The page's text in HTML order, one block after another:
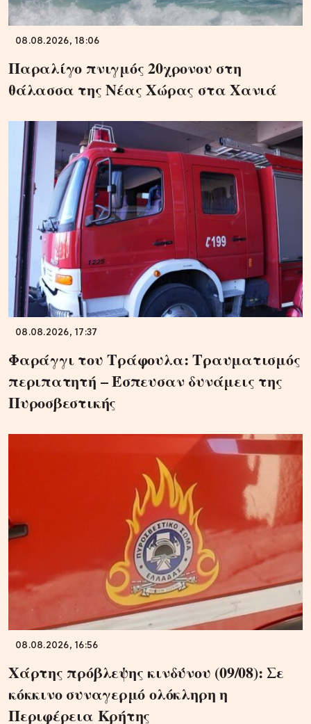
08.08.2026, 18:06
Παραλίγο πνιγμός 20χρονου στη
θάλασσα της Νέας Χώρας στα Χανιά
08.08.2026, 17:37
Φαράγγι του Τράφουλα: Τραυματισμός
περιπατητή – Έσπευσαν δυνάμεις της
Πυροσβεστικής
08.08.2026, 16:56
Χάρτης πρόβλεψης κινδύνου (09/08): Σε
κόκκινο συναγερμό ολόκληρη η
Περιφέρεια Κρήτης